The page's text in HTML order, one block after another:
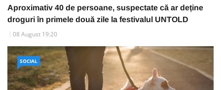
Aproximativ 40 de persoane, suspectate că ar deține
droguri în primele două zile la festivalul UNTOLD
08 August 19:20
SOCIAL